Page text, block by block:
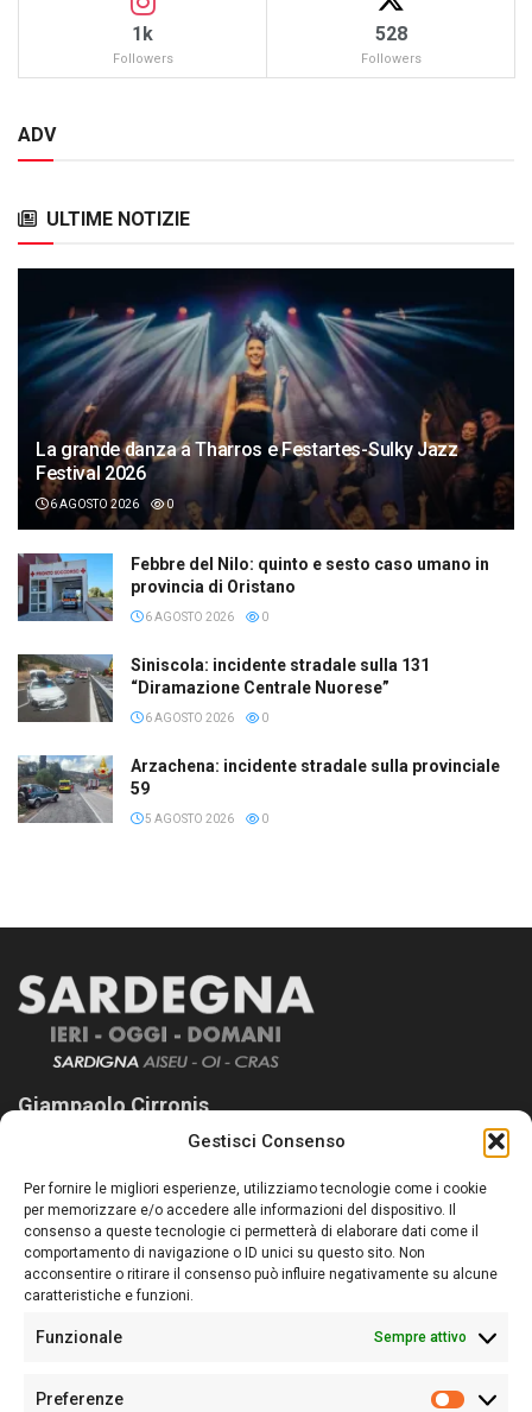
Gestisci Consenso
Per fornire le migliori esperienze, utilizziamo tecnologie come i cookie
per memorizzare e/o accedere alle informazioni del dispositivo. Il
consenso a queste tecnologie ci permetterà di elaborare dati come il
comportamento di navigazione o ID unici su questo sito. Non
acconsentire o ritirare il consenso può influire negativamente su alcune
caratteristiche e funzioni.
Funzionale Sempre attivo
Preferenze
1k
Followers
528
Followers
ADV
ULTIME NOTIZIE
La grande danza a Tharros e Festartes-Sulky Jazz
Festival 2026
6 AGOSTO 2026 0
Febbre del Nilo: quinto e sesto caso umano in
provincia di Oristano
6 AGOSTO 2026 0
Siniscola: incidente stradale sulla 131
“Diramazione Centrale Nuorese”
6 AGOSTO 2026 0
Arzachena: incidente stradale sulla provinciale
59
5 AGOSTO 2026 0
Giampaolo Cirronis
Sardegna Ieri-Oggi-Domani nasce per informare “liberamente” i
nostro passato e, soprattutto, al nostro futuro
Follow Us
Sede:Via Cristoforo Colombo 09013 Carbonia